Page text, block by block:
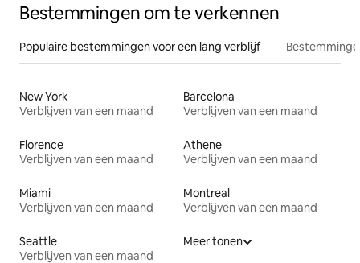
Bestemmingen om te verkennen
Populaire bestemmingen voor een lang verblijf
New York
Verblijven van een maand
Barcelona
Verblijven van een maand
Florence
Verblijven van een maand
Athene
Verblijven van een maand
Miami
Verblijven van een maand
Montreal
Verblijven van een maand
Seattle
Verblijven van een maand
Meer tonen